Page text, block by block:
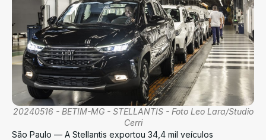
20240516 - BETIM-MG - STELLANTIS - Foto Leo Lara/Studio
Cerri
São Paulo — A Stellantis exportou 34,4 mil veículos